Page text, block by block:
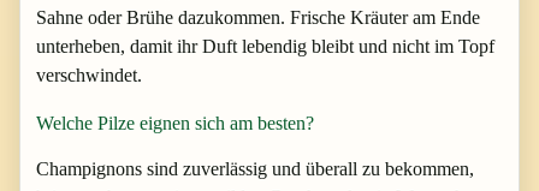
Sahne oder Brühe dazukommen. Frische Kräuter am Ende
unterheben, damit ihr Duft lebendig bleibt und nicht im Topf
verschwindet.
Welche Pilze eignen sich am besten?
Champignons sind zuverlässig und überall zu bekommen,